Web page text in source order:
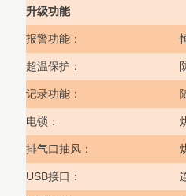
升级功能
报警功能：
超温保护：
记录功能：
电锁：
排气口抽风：
USB接口：